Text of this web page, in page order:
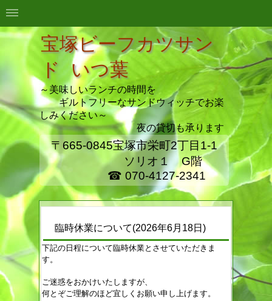
宝塚ビーフカツサン
ド いつ葉
～美味しいランチの時間を
ギルトフリーなサンドウィッチでお楽
しみください～
夜の貸切も承ります
〒665-0845宝塚市栄町2丁目1-1
ソリオ１ G階
☎ 070-4127-2341
臨時休業について(2026年6月18日)
下記の日程について臨時休業とさせていただきま
す。
ご迷惑をおかけいたしますが、
何とぞご理解のほど宜しくお願い申し上げます。